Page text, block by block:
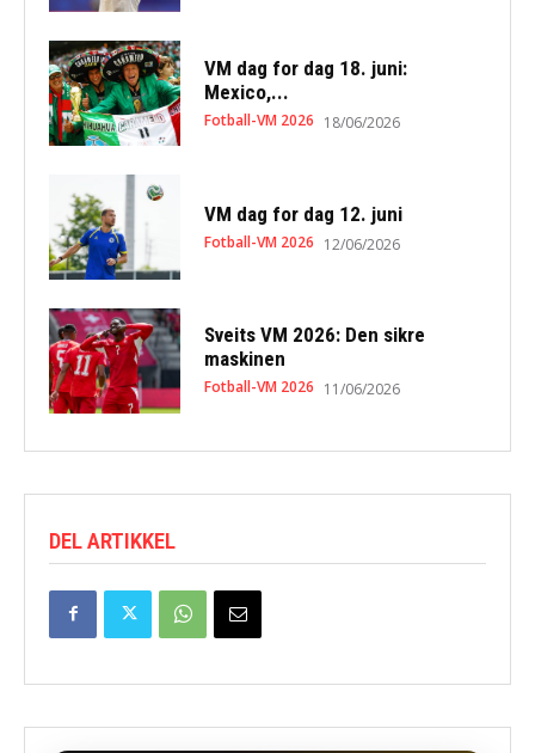
VM dag for dag 18. juni:
Mexico,...
Fotball-VM 2026 18/06/2026
VM dag for dag 12. juni
Fotball-VM 2026 12/06/2026
Sveits VM 2026: Den sikre
maskinen
Fotball-VM 2026 11/06/2026
DEL ARTIKKEL